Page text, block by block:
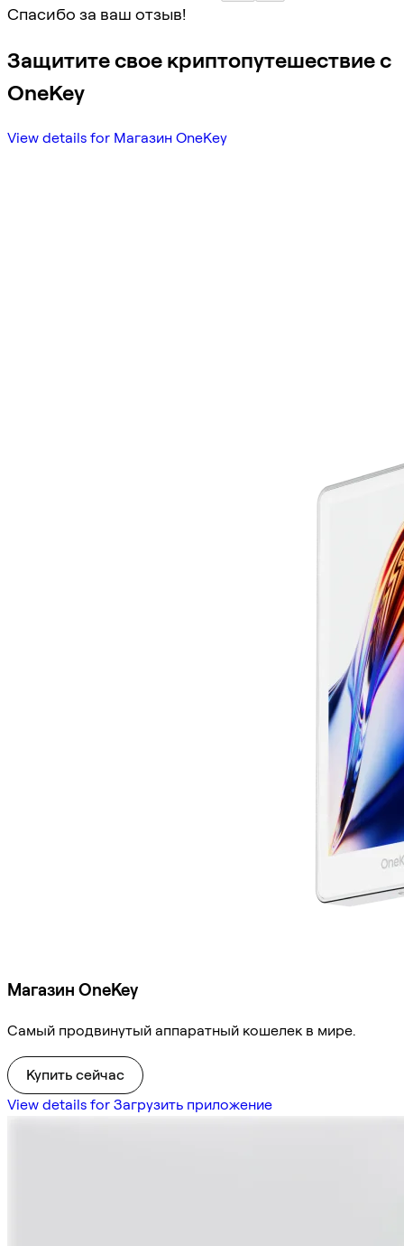
Спасибо за ваш отзыв!
Защитите свое криптопутешествие с
OneKey
View details for Магазин OneKey
Магазин OneKey
Самый продвинутый аппаратный кошелек в мире.
Купить сейчас
View details for Загрузить приложение